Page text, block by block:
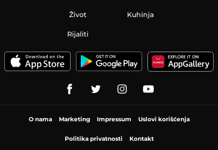
Život Kuhinja
Rijaliti
O nama Marketing Impressum Uslovi korišćenja
Politika privatnosti Kontakt